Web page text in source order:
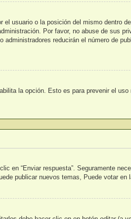
el usuario o la posición del mismo dentro
Por favor, no abuse de sus
administradores reducirán el número de
la opción. Esto es para prevenir el
en “Enviar respuesta”. Seguramente
publicar nuevos temas, Puede votar en